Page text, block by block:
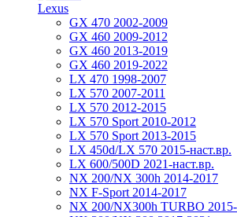
Lexus
GX 470 2002-2009
GX 460 2009-2012
GX 460 2013-2019
GX 460 2019-2022
LX 470 1998-2007
LX 570 2007-2011
LX 570 2012-2015
LX 570 Sport 2010-2012
LX 570 Sport 2013-2015
LX 450d/LX 570 2015-наст.вр.
LX 600/500D 2021-наст.вр.
NX 200/NX 300h 2014-2017
NX F-Sport 2014-2017
NX 200/NX300h TURBO